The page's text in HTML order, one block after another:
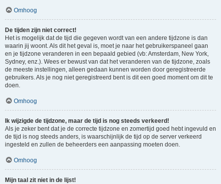
Omhoog
De tijden zijn niet correct!
Het is mogelijk dat de tijd die gegeven wordt van een andere tijdzone is dan
waarin jij woont. Als dit het geval is, moet je naar het gebruikerspaneel gaan
en je tijdzone veranderen in een bepaald gebied (vb: Amsterdam, New York,
Sydney, enz.). Wees er bewust van dat het veranderen van de tijdzone, zoals
de meeste instellingen, alleen gedaan kunnen worden door geregistreerde
gebruikers. Als je nog niet geregistreerd bent is dit een goed moment om dit te
doen.
Omhoog
Ik wijzigde de tijdzone, maar de tijd is nog steeds verkeerd!
Als je zeker bent dat je de correcte tijdzone en zomertijd goed hebt ingevuld en
de tijd is nog steeds anders, is waarschijnlijk de tijd op de server verkeerd
ingesteld en zullen de beheerders een aanpassing moeten doen.
Omhoog
Mijn taal zit niet in de lijst!